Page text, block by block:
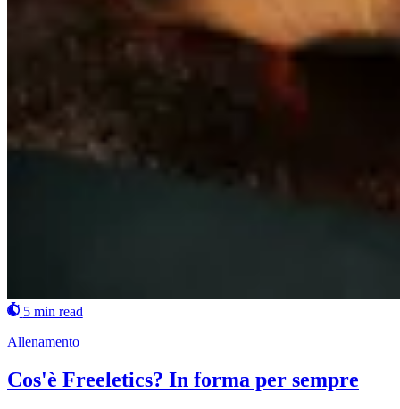
5 min read
Allenamento
Cos'è Freeletics? In forma per sempre